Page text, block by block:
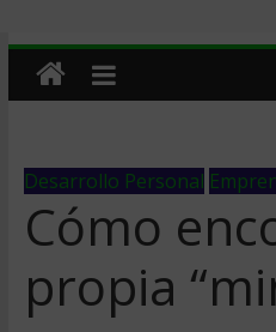
Desarrollo Personal
Cómo
propia